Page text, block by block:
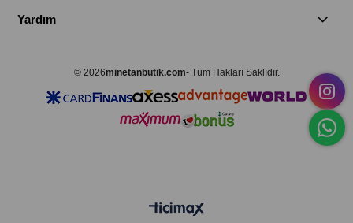
Yardım
© 2026minetanbutik.com- Tüm Hakları Saklıdır.